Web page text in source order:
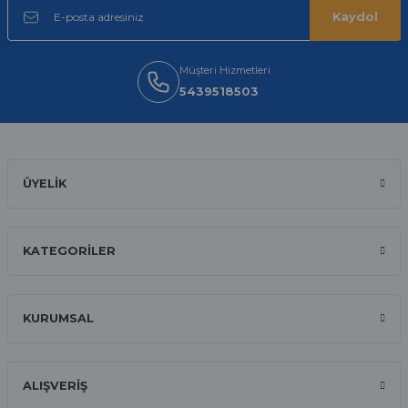
Oldukça kaliteli ve şık bir görünümü
rahatsız etmiyor ve tam oturdu.
Sinan Tatlicioglu | 30/01/2026
Ali Bilge Ertan | 11/09/2025
Kaydol
Müşteri Hizmetleri
5439518503
ÜYELİK
KATEGORİLER
KURUMSAL
ALIŞVERİŞ